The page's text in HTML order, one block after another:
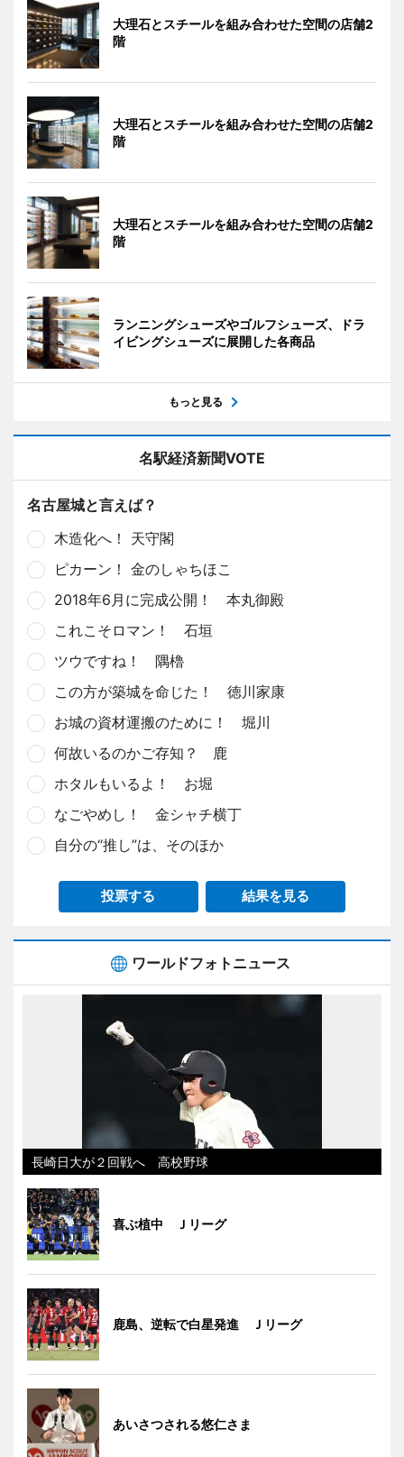
大理石とスチールを組み合わせた空間の店舗2
階
大理石とスチールを組み合わせた空間の店舗2
階
大理石とスチールを組み合わせた空間の店舗2
階
ランニングシューズやゴルフシューズ、ドラ
イビングシューズに展開した各商品
もっと見る
名駅経済新聞VOTE
名古屋城と言えば？
木造化へ！ 天守閣
ピカーン！ 金のしゃちほこ
2018年6月に完成公開！ 本丸御殿
これこそロマン！ 石垣
ツウですね！ 隅櫓
この方が築城を命じた！ 徳川家康
お城の資材運搬のために！ 堀川
何故いるのかご存知？ 鹿
ホタルもいるよ！ お堀
なごやめし！ 金シャチ横丁
自分の“推し”は、そのほか
投票する 結果を見る
ワールドフォトニュース
長崎日大が２回戦へ 高校野球
喜ぶ植中 Ｊリーグ
鹿島、逆転で白星発進 Ｊリーグ
あいさつされる悠仁さま